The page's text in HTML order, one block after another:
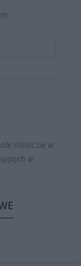
różnić się w
w